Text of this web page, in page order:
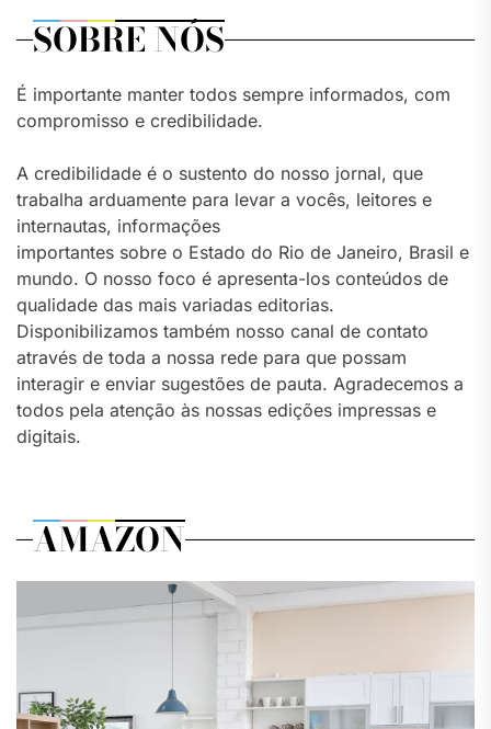
SOBRE NÓS
É importante manter todos sempre informados, com
compromisso e credibilidade.
A credibilidade é o sustento do nosso jornal, que
trabalha arduamente para levar a vocês, leitores e
internautas, informações
importantes sobre o Estado do Rio de Janeiro, Brasil e
mundo. O nosso foco é apresenta-los conteúdos de
qualidade das mais variadas editorias.
Disponibilizamos também nosso canal de contato
através de toda a nossa rede para que possam
interagir e enviar sugestões de pauta. Agradecemos a
todos pela atenção às nossas edições impressas e
digitais.
AMAZON